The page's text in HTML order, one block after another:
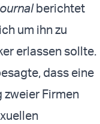
berichtet
um ihn zu
erlassen sollte.
dass eine
zweier Firmen